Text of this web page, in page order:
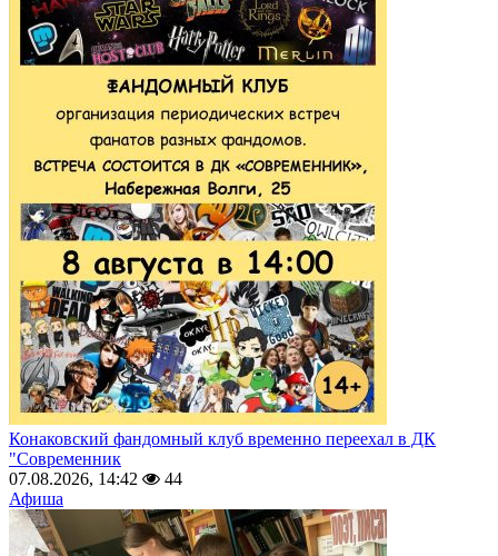
Конаковский фандомный клуб временно переехал в ДК
"Современник
07.08.2026, 14:42
44
Афиша